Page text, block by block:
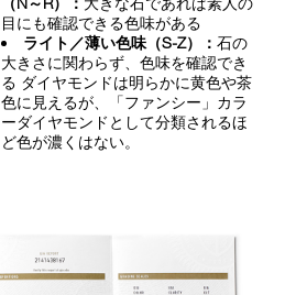
目にも確認できる色味がある
ライト／薄い色味（S-Z）：石の
大きさに関わらず、色味を確認でき
る ダイヤモンドは明らかに黄色や茶
色に見えるが、「ファンシー」カラ
ーダイヤモンドとして分類されるほ
ど色が濃くはない。